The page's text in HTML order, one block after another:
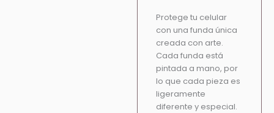
Protege tu celular
con una funda única
creada con arte.
Cada funda está
pintada a mano, por
lo que cada pieza es
ligeramente
diferente y especial.